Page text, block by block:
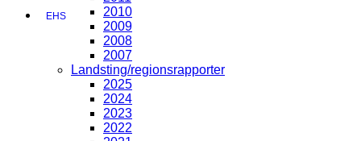
EHS
2010
2009
2008
2007
Landsting/regionsrapporter
2025
2024
2023
2022